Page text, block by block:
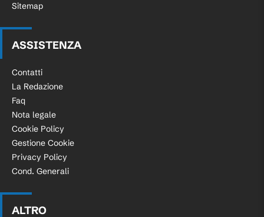
Sitemap
ASSISTENZA
Contatti
La Redazione
Faq
Nota legale
Cookie Policy
Gestione Cookie
Privacy Policy
Cond. Generali
ALTRO